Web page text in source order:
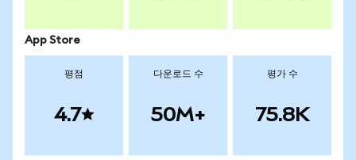
App Store
평점
4.7
다운로드 수
50M+
평가 수
75.8K